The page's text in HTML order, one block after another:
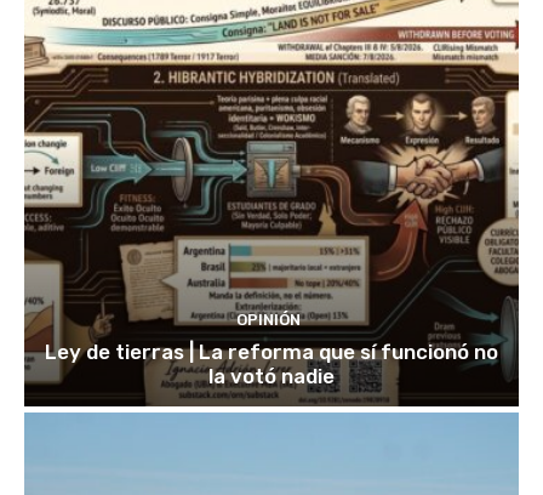
OPINIÓN
Ley de tierras | La reforma que sí funcionó no
la votó nadie